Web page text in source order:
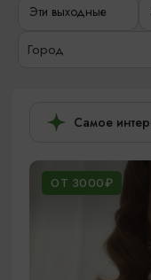
Эти выходные
Город
Самое
ОТ 3000₽